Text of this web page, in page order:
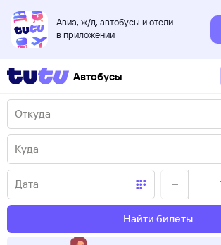
Авиа, ж/д, автобусы и отели
в приложении
Автобусы
Найти билеты